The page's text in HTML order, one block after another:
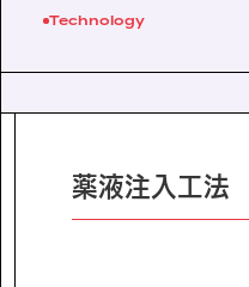
事業内容
企業情報
Technology
薬液注入工法